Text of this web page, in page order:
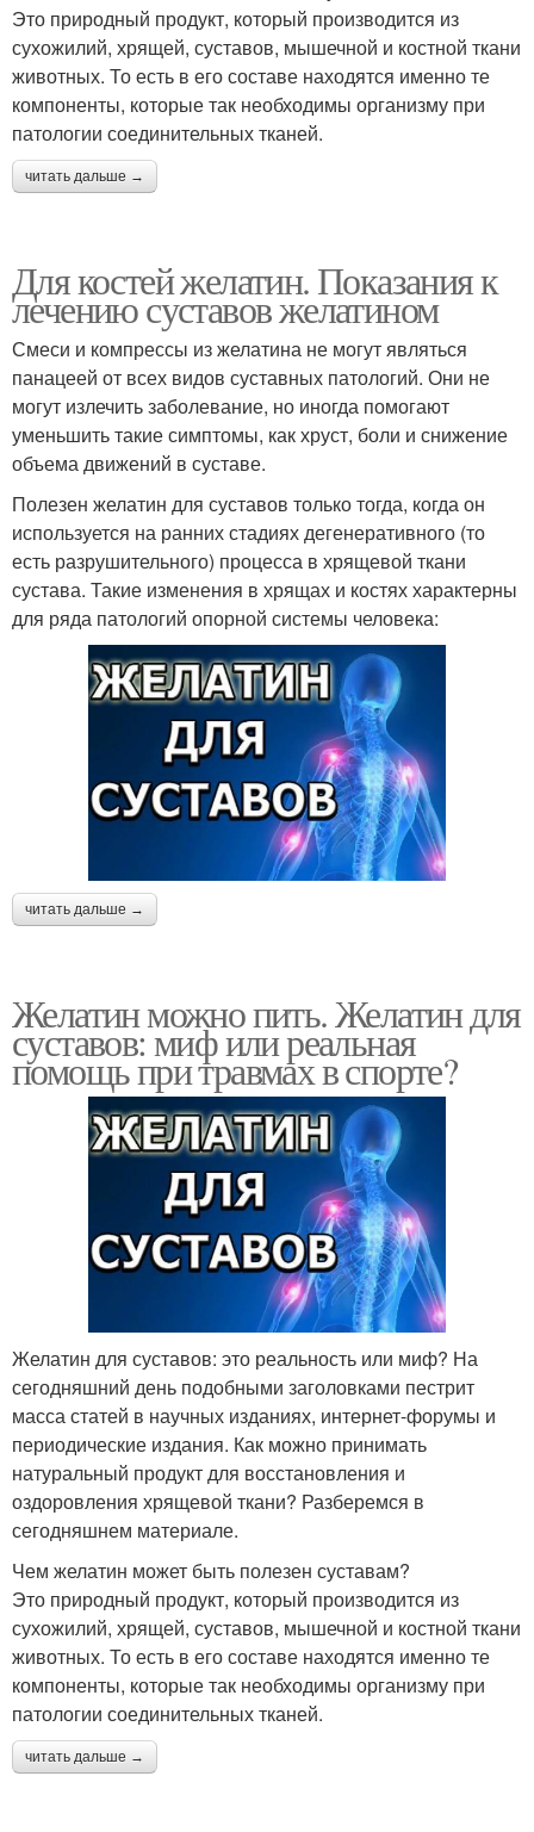
Это природный продукт, который производится из
сухожилий, хрящей, суставов, мышечной и костной ткани
животных. То есть в его составе находятся именно те
компоненты, которые так необходимы организму при
патологии соединительных тканей.
читать дальше →
Для костей желатин. Показания к
лечению суставов желатином
Смеси и компрессы из желатина не могут являться
панацеей от всех видов суставных патологий. Они не
могут излечить заболевание, но иногда помогают
уменьшить такие симптомы, как хруст, боли и снижение
объема движений в суставе.
Полезен желатин для суставов только тогда, когда он
используется на ранних стадиях дегенеративного (то
есть разрушительного) процесса в хрящевой ткани
сустава. Такие изменения в хрящах и костях характерны
для ряда патологий опорной системы человека:
читать дальше →
Желатин можно пить. Желатин для
суставов: миф или реальная
помощь при травмах в спорте?
Желатин для суставов: это реальность или миф? На
сегодняшний день подобными заголовками пестрит
масса статей в научных изданиях, интернет-форумы и
периодические издания. Как можно принимать
натуральный продукт для восстановления и
оздоровления хрящевой ткани? Разберемся в
сегодняшнем материале.
Чем желатин может быть полезен суставам?
Это природный продукт, который производится из
сухожилий, хрящей, суставов, мышечной и костной ткани
животных. То есть в его составе находятся именно те
компоненты, которые так необходимы организму при
патологии соединительных тканей.
читать дальше →